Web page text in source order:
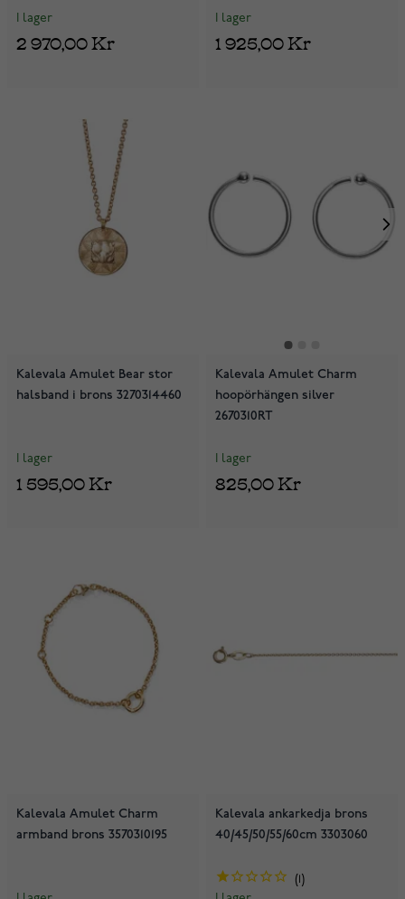
I lager
2 970,00 Kr
I lager
1 925,00 Kr
Kalevala Amulet Bear stor
halsband i brons 3270314460
I lager
1 595,00 Kr
Kalevala Amulet Charm
hoopörhängen silver
2670310RT
I lager
825,00 Kr
Kalevala Amulet Charm
armband brons 3570310195
Kalevala ankarkedja brons
40/45/50/55/60cm 3303060